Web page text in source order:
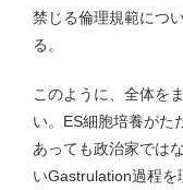
禁じる倫理規範につ
る。
このように、全体を
い。ES細胞培養がた
あっても政治家では
いGastrulation過程